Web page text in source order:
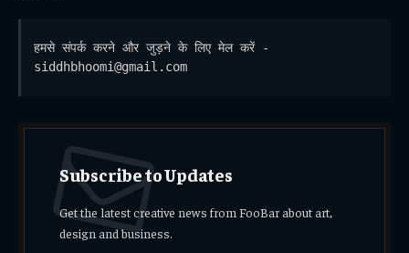
हमसे संपर्क करने और जुड़ने के लिए मेल करें -
siddhbhoomi@gmail.com
Subscribe to Updates
Get the latest creative news from FooBar about art,
design and business.